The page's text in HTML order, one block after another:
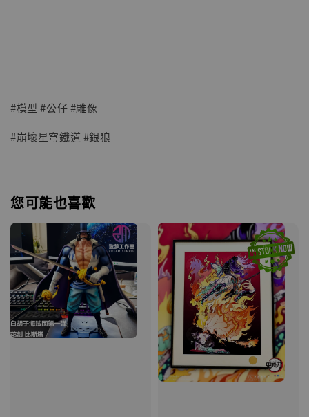
──────────────
#模型 #公仔 #雕像
#崩壞星穹鐵道 #銀狼
您可能也喜歡